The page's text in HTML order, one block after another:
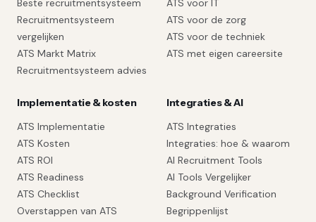
Beste recruitmentsysteem
Recruitmentsysteem
vergelijken
ATS Markt Matrix
Recruitmentsysteem advies
ATS voor IT
ATS voor de zorg
ATS voor de techniek
ATS met eigen careersite
Implementatie & kosten
ATS Implementatie
ATS Kosten
ATS ROI
ATS Readiness
ATS Checklist
Overstappen van ATS
Integraties & AI
ATS Integraties
Integraties: hoe & waarom
AI Recruitment Tools
AI Tools Vergelijker
Background Verification
Begrippenlijst